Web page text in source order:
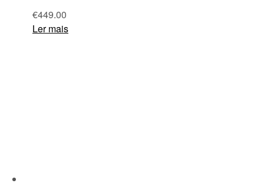
€449.00
Ler mais